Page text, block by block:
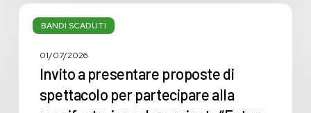
BANDI SCADUTI
Invito
proposte
spettacolo
01/07/2026
Invito a presentare proposte di
spettacolo per partecipare alla